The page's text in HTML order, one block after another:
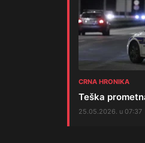
CRNA HRONIKA
Teška
25.05.2026. u 07:37